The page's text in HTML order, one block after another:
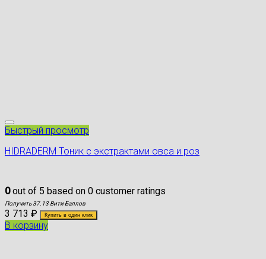
Быстрый просмотр
HIDRADERM Тоник с экстрактами овса и роз
0out of 5 based on 0 customer ratings
Получить 37.13 Вити Баллов
3 713 ₽ Купить в один клик
В корзину